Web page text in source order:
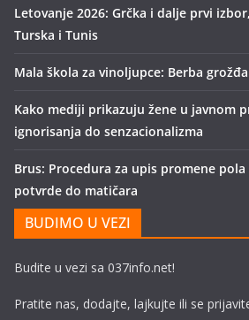
Letovanje 2026: Grčka i dalje prvi
Turska i Tunis
Mala škola za vinoljupce: Berba
Kako mediji prikazuju žene u javnom
ignorisanja do senzacionalizma
Brus: Procedura za upis promene
potvrde do matičara
BUDIMO U VEZI
Budite u vezi sa 037info.net!
Pratite nas, dodajte, lajkujte ili se